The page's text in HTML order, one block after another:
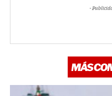
-
MÁS